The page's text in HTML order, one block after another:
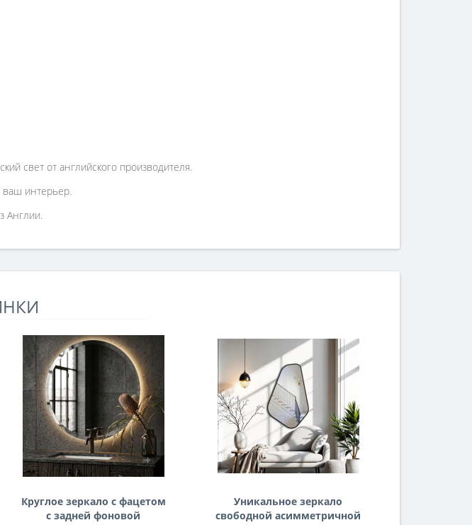
свет от английского производителя.
ваш интерьер.
Англии.
Круглое зеркало с фацетом
с задней фоновой
Уникальное зеркало
свободной асимметричной